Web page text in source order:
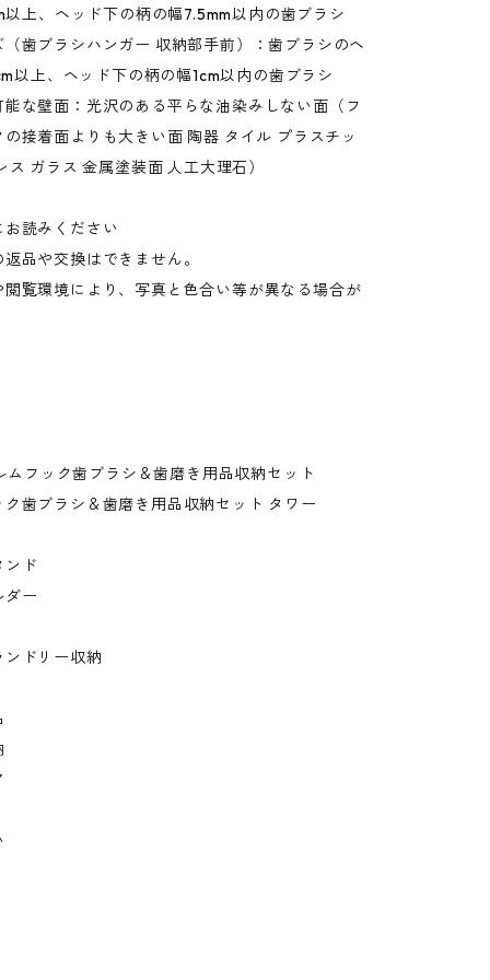
以上、ヘッド下の柄の幅7.5mm以内の歯ブラシ
歯ブラシハンガー 収納部手前）：歯ブラシのヘ
以上、ヘッド下の柄の幅1cm以内の歯ブラシ
な壁面：光沢のある平らな油染みしない面（フ
接着面よりも大きい面 陶器 タイル プラスチッ
ス ガラス 金属塗装面 人工大理石）
読みください
品や交換はできません。
覧環境により、写真と色合い等が異なる場合が
フック歯ブラシ＆歯磨き用品収納セット
歯ブラシ＆歯磨き用品収納セット タワー
ンド
ダー
ドリー収納